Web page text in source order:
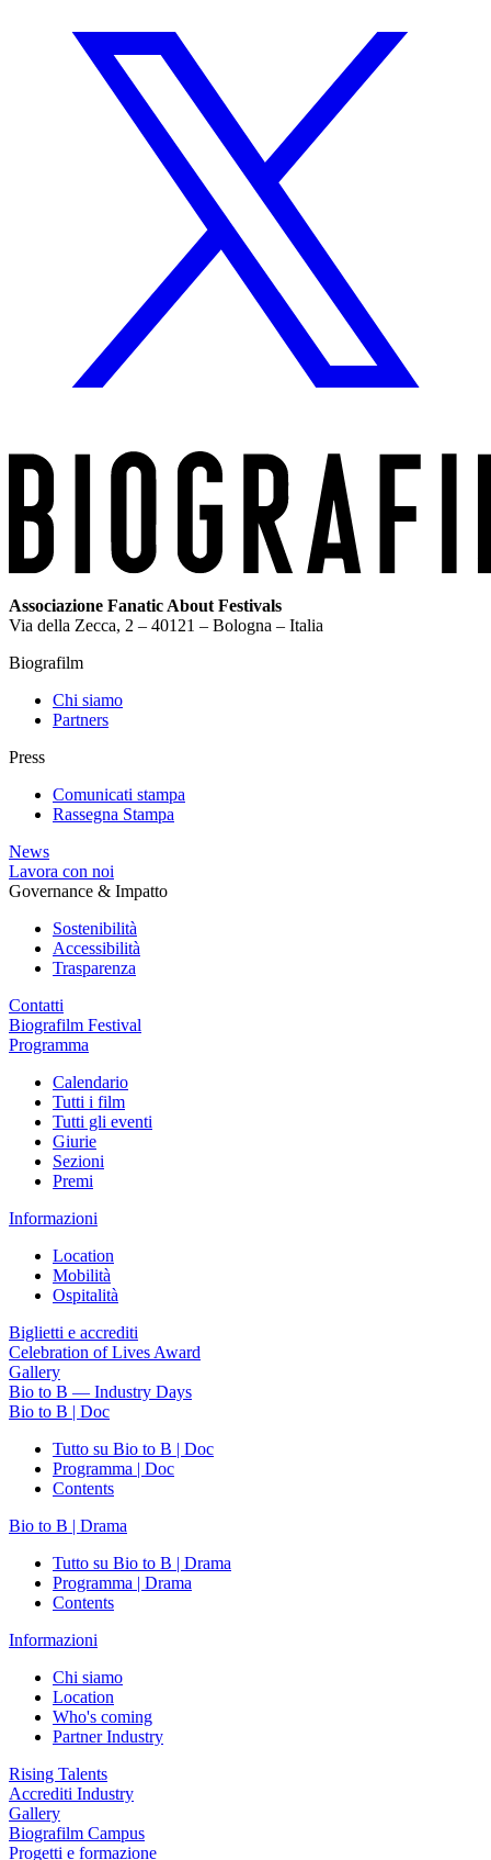
Associazione Fanatic About Festivals
Via della Zecca, 2 – 40121 – Bologna – Italia
Biografilm
Chi siamo
Partners
Press
Comunicati stampa
Rassegna Stampa
News
Lavora con noi
Governance & Impatto
Sostenibilità
Accessibilità
Trasparenza
Contatti
Biografilm Festival
Programma
Calendario
Tutti i film
Tutti gli eventi
Giurie
Sezioni
Premi
Informazioni
Location
Mobilità
Ospitalità
Biglietti e accrediti
Celebration of Lives Award
Gallery
Bio to B — Industry Days
Bio to B | Doc
Tutto su Bio to B | Doc
Programma | Doc
Contents
Bio to B | Drama
Tutto su Bio to B | Drama
Programma | Drama
Contents
Informazioni
Chi siamo
Location
Who's coming
Partner Industry
Rising Talents
Accrediti Industry
Gallery
Biografilm Campus
Progetti e formazione